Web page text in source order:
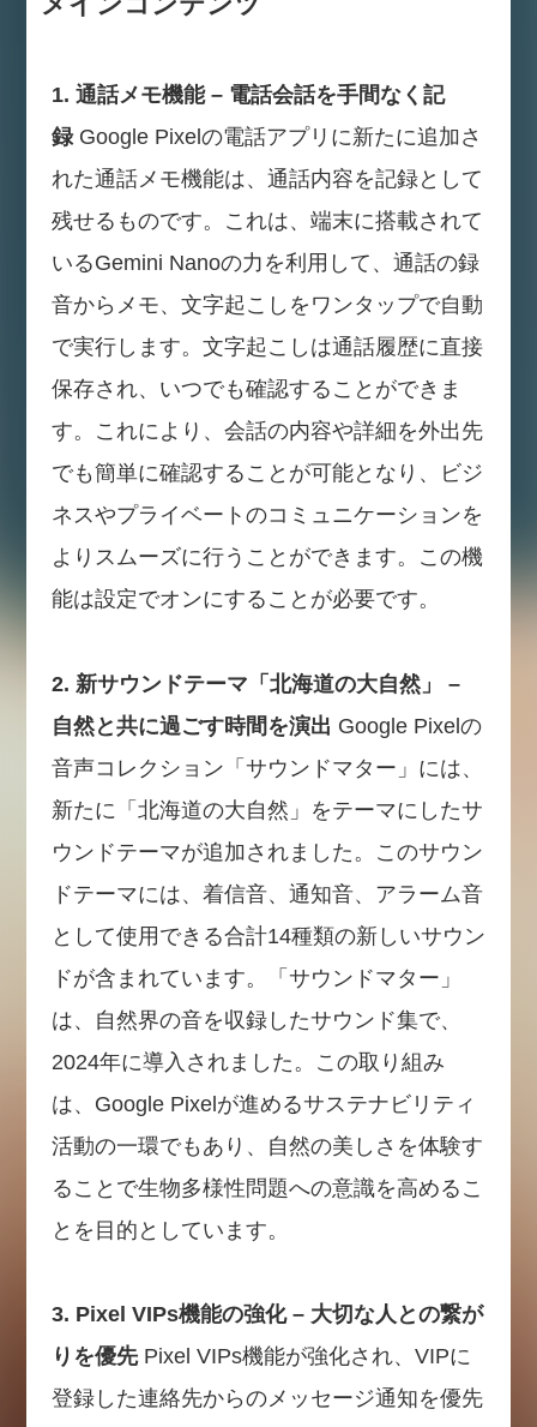
1. 通話メモ機能 – 電話会話を手間なく記
録Google Pixelの電話アプリに新たに追加さ
れた通話メモ機能は、通話内容を記録として
残せるものです。これは、端末に搭載されて
いるGemini Nanoの力を利用して、通話の録
音からメモ、文字起こしをワンタップで自動
で実行します。文字起こしは通話履歴に直接
保存され、いつでも確認することができま
す。これにより、会話の内容や詳細を外出先
でも簡単に確認することが可能となり、ビジ
ネスやプライベートのコミュニケーションを
よりスムーズに行うことができます。この機
能は設定でオンにすることが必要です。
2. 新サウンドテーマ「北海道の大自然」 –
自然と共に過ごす時間を演出 Google Pixelの
音声コレクション「サウンドマター」には、
新たに「北海道の大自然」をテーマにしたサ
ウンドテーマが追加されました。このサウン
ドテーマには、着信音、通知音、アラーム音
として使用できる合計14種類の新しいサウン
ドが含まれています。「サウンドマター」
は、自然界の音を収録したサウンド集で、
2024年に導入されました。この取り組み
は、Google Pixelが進めるサステナビリティ
活動の一環でもあり、自然の美しさを体験す
ることで生物多様性問題への意識を高めるこ
とを目的としています。
3. Pixel VIPs機能の強化 – 大切な人との繋が
りを優先Pixel VIPs機能が強化され、VIPに
登録した連絡先からのメッセージ通知を優先